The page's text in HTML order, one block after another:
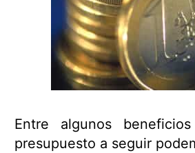
Entre algunos
presupuesto a seguir